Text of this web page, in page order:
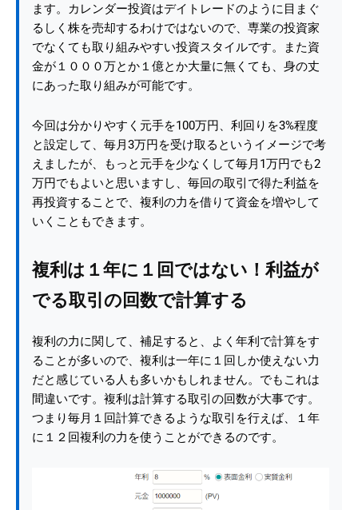
ます。カレンダー投資はデイトレードのように目まぐ
るしく株を売却するわけではないので、専業の投資家
でなくても取り組みやすい投資スタイルです。また資
金が１０００万とか１億とか大量に無くても、身の丈
にあった取り組みが可能です。
今回は分かりやすく元手を100万円、利回りを3%程度
と設定して、毎月3万円を受け取るというイメージで考
えましたが、もっと元手を少なくして毎月1万円でも2
万円でもよいと思いますし、毎回の取引で得た利益を
再投資することで、複利の力を借りて資金を増やして
いくこともできます。
複利は１年に１回ではない！利益が
でる取引の回数で計算する
複利の力に関して、補足すると、よく年利で計算をす
ることが多いので、複利は一年に１回しか使えない力
だと感じている人も多いかもしれません。でもこれは
間違いです。複利は計算する取引の回数が大事です。
つまり毎月１回計算できるような取引を行えば、１年
に１２回複利の力を使うことができるのです。